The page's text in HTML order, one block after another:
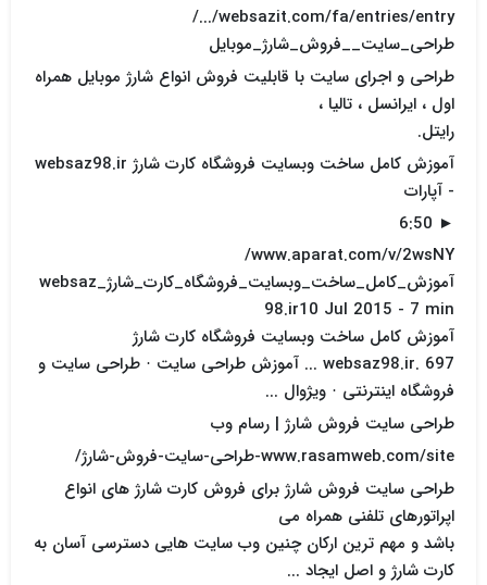
websazit.com/fa/entries/entry/.../
طراحی_سایت__فروش_شارژ_موبایل
طراحی و اجرای سایت با قابلیت فروش انواع شارژ موبایل همراه
اول ، ایرانسل ، تالیا ،
رایتل.
آموزش کامل ساخت وبسایت فروشگاه کارت شارژ websaz98.ir
- آپارات
► 6:50
www.aparat.com/v/2wsNY/
آموزش_کامل_ساخت_وبسایت_فروشگاه_کارت_شارژ_websaz
98.ir10 Jul 2015 - 7 min
آموزش کامل ساخت وبسایت فروشگاه کارت شارژ
websaz98.ir. 697 ... آموزش طراحی سایت · طراحی سایت و
فروشگاه اینترنتی · ویژوال ...
طراحی سایت فروش شارژ | رسام وب
www.rasamweb.com/site-طراحی-سایت-فروش-شارژ/
طراحی سایت فروش شارژ برای فروش کارت شارژ های انواع
اپراتورهای تلفنی همراه می
باشد و مهم ترین ارکان چنین وب سایت هایی دسترسی آسان به
کارت شارژ و اصل ایجاد ...